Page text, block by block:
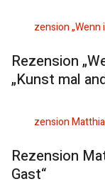
Rezension
„Kunst mal
Rezension
Gast“